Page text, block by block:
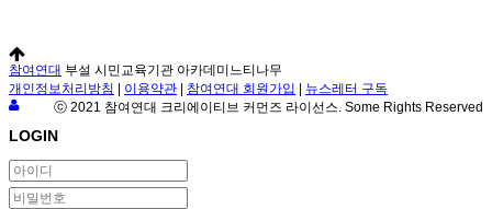
참여연대 부설 시민교육기관 아카데미느티나무
개인정보처리방침
이용약관 참여연대 회원가입
뉴스레터 구독
ⓒ 2021 참여연대 크리에이티브 커먼즈 라이선스. Some Rights Reserved
LOGIN